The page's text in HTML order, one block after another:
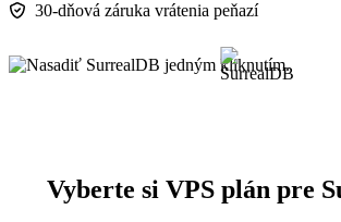
30-dňová záruka vrátenia peňazí
Vyberte si VPS plán pre